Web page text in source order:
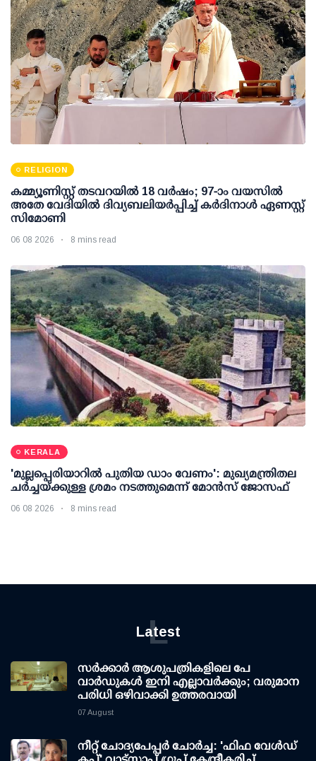
RELIGION
കമ്മ്യൂണിസ്റ്റ് തടവറയില്‍ 18 വര്‍ഷം; 97-ാം വയസില്‍
അതേ വേദിയില്‍ ദിവ്യബലിയര്‍പ്പിച്ച് കര്‍ദിനാള്‍ ഏണസ്റ്റ്
സിമോണി
06 08 2026 8 mins read
KERALA
'മുല്ലപ്പെരിയാറില്‍ പുതിയ ഡാം വേണം': മുഖ്യമന്ത്രിതല
ചര്‍ച്ചയ്ക്കുള്ള ശ്രമം നടത്തുമെന്ന് മോന്‍സ് ജോസഫ്
06 08 2026 8 mins read
Latest
L
സര്‍ക്കാര്‍ ആശുപത്രികളിലെ പേ
വാര്‍ഡുകള്‍ ഇനി എല്ലാവര്‍ക്കും; വരുമാന
പരിധി ഒഴിവാക്കി ഉത്തരവായി
07 August
നീറ്റ് ചോദ്യപേപ്പര്‍ ചോര്‍ച്ച: 'ഫിഫ വേള്‍ഡ്